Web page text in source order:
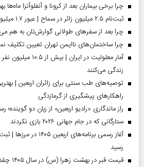
چرا برخی بیماران بعد از کرونا و آنفلوآنزا ماه‌ها
ثبت‌نام ۲.۵ میلیون زائر در سماح | عبور ۱.۷ میلیون نفر از مرز‌های اربعین
چرا بعد از سفرهای طولانی گوارش‌تان به هم
چرا ساختمان‌های ناایمن تهران تعیین تکلیف
آمار معلولیت در
زندگی می‌کنند
توصیه‌های طب سنتی برای زائران اربعین |
راهکارهای پیشگیری از گرمازدگی
راز ماندگاری «رادیو اربعین» از زبان دو
ستارگانی که در جام جهانی ۲۰۲۶ بازی نکردند
رسید
قیمت